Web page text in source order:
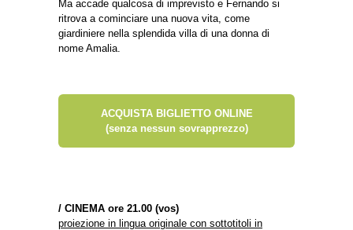
Ma accade qualcosa di imprevisto e Fernando si
ritrova a cominciare una nuova vita, come
giardiniere nella splendida villa di una donna di
nome Amalia.
ACQUISTA BIGLIETTO ONLINE
(senza nessun sovrapprezzo)
/ CINEMA ore 21.00 (vos)
proiezione in lingua originale con sottotitoli in